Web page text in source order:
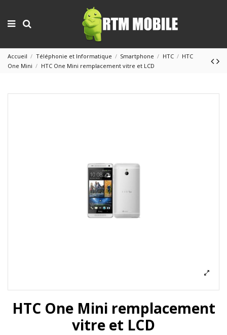
Accueil Téléphonie et Informatique Smartphone HTC
HTC
One Mini
HTC One Mini remplacement vitre et LCD
HTC One Mini remplacement
vitre et LCD